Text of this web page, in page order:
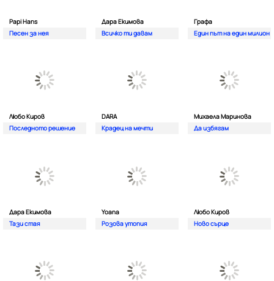
Papi Hans
Песен за нея
Дара Екимова
Всичко ти давам
Графа
Един път на един милион
Любо Киров
Последното решение
DARA
Крадец на мечти
Михаела Маринова
Да избягам
Дара Екимова
Тази стая
Yoana
Розова утопия
Любо Киров
Ново сърце